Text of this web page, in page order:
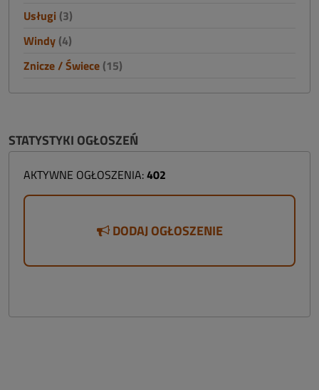
Usługi (3)
Windy (4)
Znicze / Świece (15)
STATYSTYKI OGŁOSZEŃ
AKTYWNE OGŁOSZENIA:402
DODAJ OGŁOSZENIE